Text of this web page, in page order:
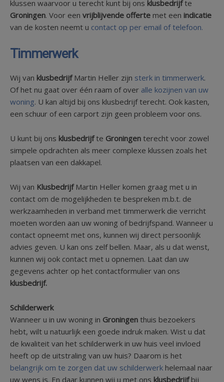
klussen waarvoor u terecht kunt bij ons klusbedrijfte
Groningen. Voor een vrijblijvende offerte met een indicatie
van de kosten neemt u contact op per email of telefoon.
Timmerwerk
Wij van klusbedrijfMartin Heller zijn sterk in timmerwerk.
Of het nu gaat over één raam of over alle kozijnen van uw
woning. U kan altijd bij ons klusbedrijf terecht. Ook kasten,
een schuur of een carport zijn geen probleem voor ons.
U kunt bij ons klusbedrijfte Groningen terecht voor zowel
simpele opdrachten als meer complexe klussen zoals het
plaatsen van een dakkapel.
Wij van KlusbedrijfMartin Heller komen graag met u in
contact om de mogelijkheden te bespreken m.b.t. de
werkzaamheden in verband met timmerwerk die verricht
moeten worden aan uw woning of bedrijfspand. Wanneer u
contact opneemt met ons, kunnen wij direct persoonlijk
advies geven. U kan ons zelf bellen. Maar, als u dat wenst,
kunnen wij ook contact met u opnemen. Laat dan uw
gegevens achter op het contactformulier van ons
klusbedrijf.
Schilderwerk
Wanneer u in uw woning in Groningen thuis bezoekers
hebt, wilt u natuurlijk een goede indruk maken. Wist u dat
de kwaliteit van het schilderwerk in uw huis veel invloed
heeft op de uitstraling van uw huis? Daarom is het
belangrijk om te zorgen dat uw schilderwerk helemaal naar
uw wens is. En daar kunnen wij u met ons klusbedrijfbij